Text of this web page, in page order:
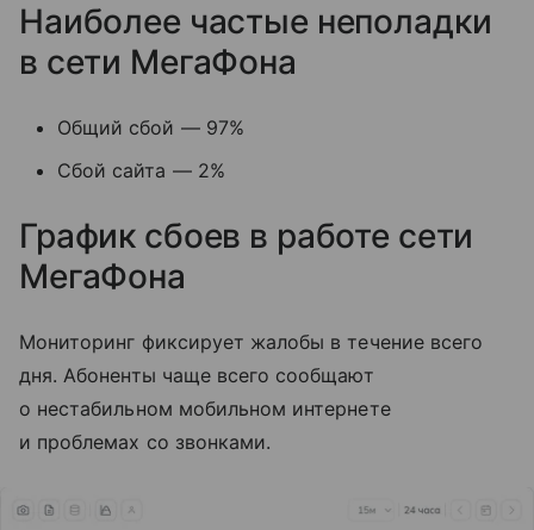
Наиболее частые неполадки
в сети МегаФона
Общий сбой — 97%
Сбой сайта — 2%
График сбоев в работе сети
МегаФона
Мониторинг фиксирует жалобы в течение всего
дня. Абоненты чаще всего сообщают
о нестабильном мобильном интернете
и проблемах со звонками.